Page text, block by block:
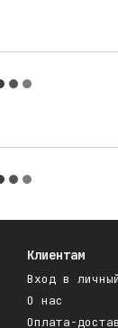
Клиентам
Вход в
О нас
Оплата-